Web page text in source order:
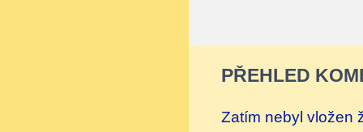
PŘEHLED
Zatím nebyl vložen